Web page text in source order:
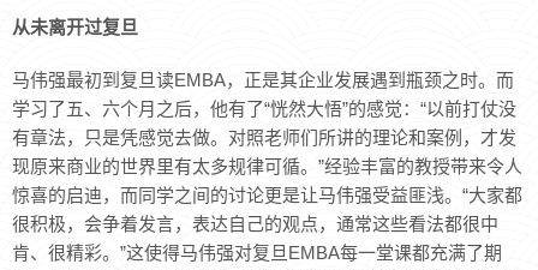
从未离开过复旦
马伟强最初到复旦读EMBA，正是其企业发展遇到瓶颈之时。而
学习了五、六个月之后，他有了“恍然大悟”的感觉：“以前打仗没
有章法，只是凭感觉去做。对照老师们所讲的理论和案例，才发
现原来商业的世界里有太多规律可循。”经验丰富的教授带来令人
惊喜的启迪，而同学之间的讨论更是让马伟强受益匪浅。“大家都
很积极，会争着发言，表达自己的观点，通常这些看法都很中
肯、很精彩。”这使得马伟强对复旦EMBA每一堂课都充满了期